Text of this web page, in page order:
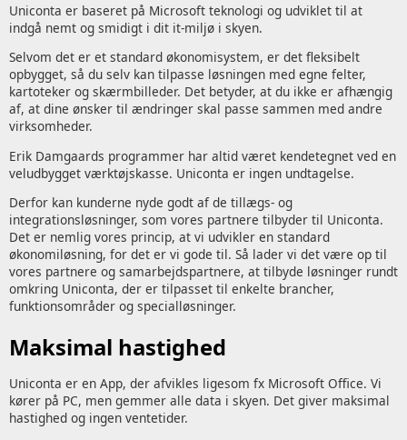
Uniconta er baseret på Microsoft teknologi og udviklet til at
indgå nemt og smidigt i dit it-miljø i skyen.
Selvom det er et standard økonomisystem, er det fleksibelt
opbygget, så du selv kan tilpasse løsningen med egne felter,
kartoteker og skærmbilleder. Det betyder, at du ikke er afhængig
af, at dine ønsker til ændringer skal passe sammen med andre
virksomheder.
Erik Damgaards programmer har altid været kendetegnet ved en
veludbygget værktøjskasse. Uniconta er ingen undtagelse.
Derfor kan kunderne nyde godt af de tillægs- og
integrationsløsninger, som vores partnere tilbyder til Uniconta.
Det er nemlig vores princip, at vi udvikler en standard
økonomiløsning, for det er vi gode til. Så lader vi det være op til
vores partnere og samarbejdspartnere, at tilbyde løsninger rundt
omkring Uniconta, der er tilpasset til enkelte brancher,
funktionsområder og specialløsninger.
Maksimal hastighed
Uniconta er en App, der afvikles ligesom fx Microsoft Office. Vi
kører på PC, men gemmer alle data i skyen. Det giver maksimal
hastighed og ingen ventetider.